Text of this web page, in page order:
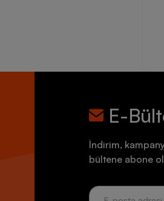
E-
İndirim,
bültene abone